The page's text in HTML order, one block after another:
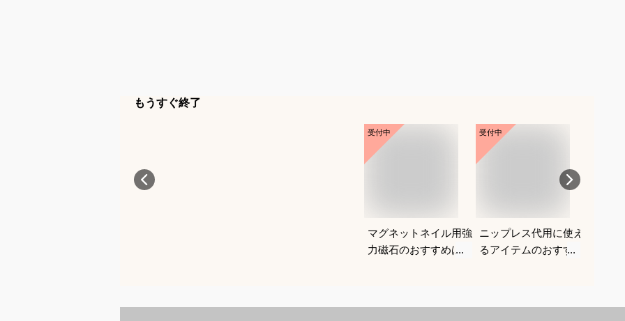
もうすぐ終了
受付中
マグネットネイル用強
力磁石のおすすめは？
受付中
ニップレス代用に使え
るアイテムのおすすめ